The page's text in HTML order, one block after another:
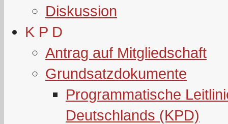
Diskussion
K P D
Antrag auf Mitgliedschaft
Grundsatzdokumente
Programmatische
Deutschlands (KPD)